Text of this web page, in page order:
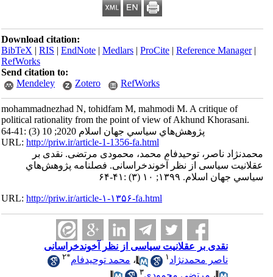
Download citation:
BibTeX|RIS|EndNote|Medlars|ProCite|Reference Manager
RefWorks
Send citation to:
Mendeley
Zotero RefWorks
mohammadnezhad N, tohidfam M, mahmodi M. A critique of
political rationality from the point of view of Akhund Khorasani.
پژوهش‌هاي سياسي جهان اسلام 2020; 10 (3) :41-64
URL:http://priw.ir/article-1-1356-fa.html
محمدنژاد ناصر، توحیدفام محمد، محمودی مرتضی. نقدی بر
عقلانیت سیاسی از نظر آخوندخراسانی. فصلنامه پژوهش‌هاي
سياسي جهان اسلام. ۱۳۹۹; ۱۰ (۳) :۴۱-۶۴
URL:http://priw.ir/article-۱-۱۳۵۶-fa.html
نقدی بر عقلانیت سیاسی از نظر آخوندخراسانی
ناصر محمدنژاد ۱ ،محمد توحیدفام* ۲
،مرتضی محمودی